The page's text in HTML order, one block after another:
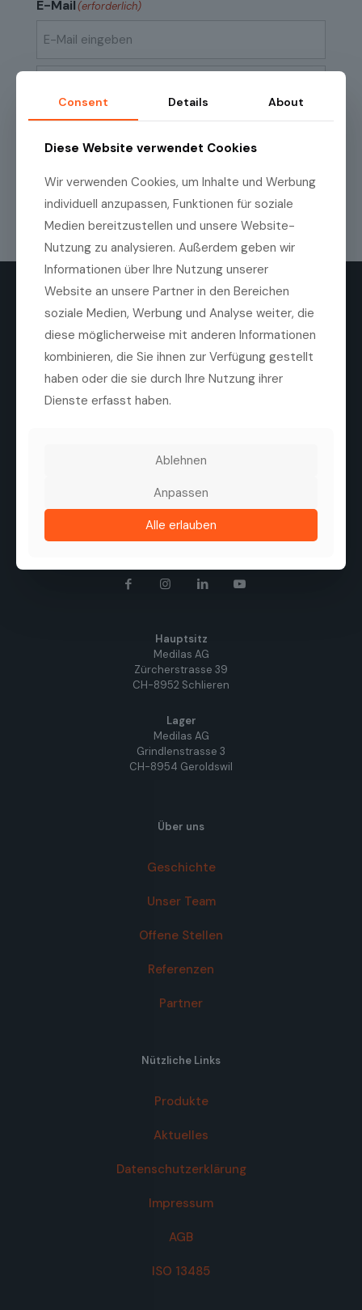
E-Mail(erforderlich)
E-
eingeben
E-
bestätigen
Kenntnis genommen.
Die Medilas AG ist ein führender Anbieter von
hochwertigen ophthalmologischen Produkten,
Herstellern, Kliniken und Augenärzten.
Fax +41 44 747 40 05
Hauptsitz
Medilas AG
Zürcherstrasse 39
CH-8952 Schlieren
Lager
Medilas AG
Grindlenstrasse 3
CH-8954 Geroldswil
Über uns
Geschichte
Unser Team
Offene Stellen
Referenzen
Partner
Nützliche Links
Produkte
Aktuelles
Datenschutzerklärung
Impressum
AGB
ISO 13485
Consent Details About
Diese Website verwendet Cookies
Wir verwenden Cookies, um Inhalte und Werbung
individuell anzupassen, Funktionen für soziale
Medien bereitzustellen und unsere Website-
Nutzung zu analysieren. Außerdem geben wir
Informationen über Ihre Nutzung unserer
Website an unsere Partner in den Bereichen
soziale Medien, Werbung und Analyse weiter, die
diese möglicherweise mit anderen Informationen
kombinieren, die Sie ihnen zur Verfügung gestellt
haben oder die sie durch Ihre Nutzung ihrer
Dienste erfasst haben.
Ablehnen
Anpassen
Alle erlauben